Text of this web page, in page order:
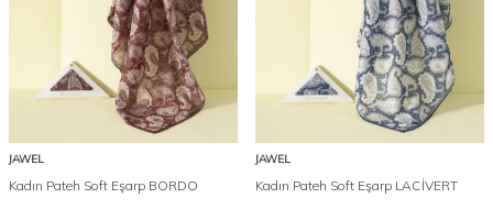
JAWEL
Kadın Pateh Soft Eşarp BORDO
JAWEL
Kadın Pateh Soft Eşarp LACİVERT